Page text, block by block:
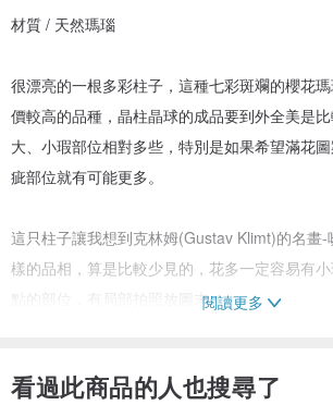
材質 / 天然瑪瑙
很漂亮的一根多彩柱子，這種七彩斑斕的櫻花
價較高的品種，晶柱晶球的成品要到外全美是
大、小瑕部位相對多些，特別是如果希望滿花
疵部位就有可能更多。
這只柱子讓我想到克林姆(Gustav Klimt)的名畫-
樣的品相，算是比較少見的，花多一定容易有
點的部位，有局部拍照放圖末。
完圖片，能接受後再訂購喔。
閱讀更多
看過此商品的人也搜尋了